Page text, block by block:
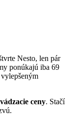
Nesto, len pár
ponúkajú iba 69
ceny. Stačí